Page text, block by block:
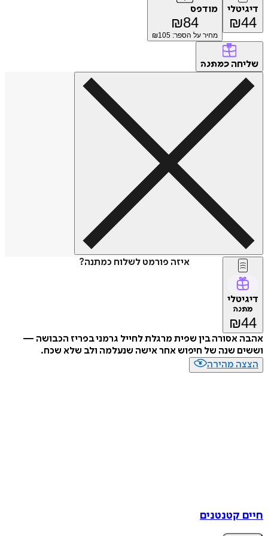
₪
מודפס
₪
מחיר על הספר: ₪105
כמתנה
איזה פורמט לשלוח כמתנה?
₪
אסורה בין שפית מרגלת לחייל גרמני בפריז הכבושה —
שנה של חיפוש אחר אישה שנעלמה ולב שלא שכח.
מהירה
קטנטנים